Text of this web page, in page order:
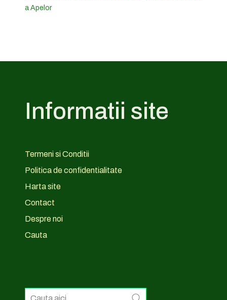
a Apelor
Informatii site
Termeni si Conditii
Politica de confidentialitate
Harta site
Contact
Despre noi
Cauta